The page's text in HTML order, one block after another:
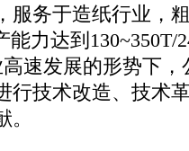
服务于造纸行业，
能力达到130~350T/
速发展的形势下，
行技术改造、技术